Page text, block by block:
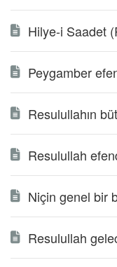
Hilye-i Saadet
Peygamber
Resulullahın
Resulullah
Niçin genel bir
Resulullah